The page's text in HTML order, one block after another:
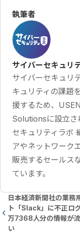
執筆者
サイバーセキュリ
サイバーセキュリ
キュリティの課題
援するため、
Solutionsに設立さ
セキュリティラボ
アやネットワーク
販売するセールス
ています。
日本経済新聞社の業務
ト「Slack」に不正ロ
万7368人分の情報が
い